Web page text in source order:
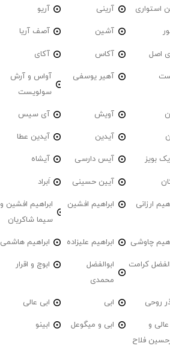
استواری آرینی آریو
آشین آصف آریا
اصل آکاس آکای
آهیر یوسفی
آواس و آرش
سولویست
آویش آی سیس
آیدین آیدین عطا
بویز آیس دارسی آیشاه
آیین حسینی اَبراد
ارزانی ابراهیم افشین
ابراهیم افشین و
سیما شاکریان
چاوشی ابراهیم علیزاده ابراهیم هاشمی
کرامت
ابوالفضل
محمدی
ابوچ و اقرار
روحی ابی ابی عالی
و
فلاح
ابی و میگوعل ابینو